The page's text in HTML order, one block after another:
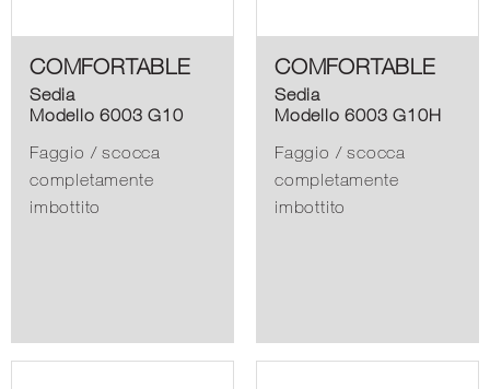
COMFORTABLE
Sedia
Modello 6003 G10
Faggio / scocca
completamente
imbottito
COMFORTABLE
Sedia
Modello 6003 G10H
Faggio / scocca
completamente
imbottito